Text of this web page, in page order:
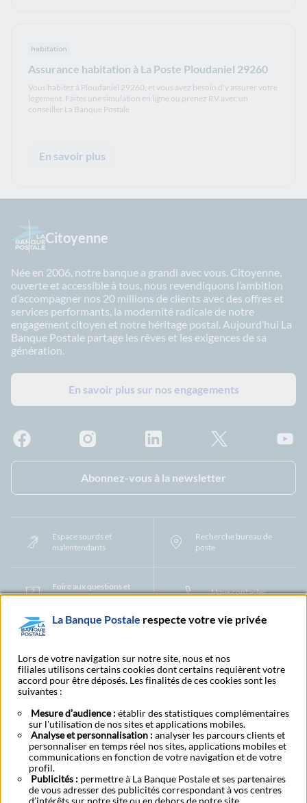
Assurance habitation à La Poste Ploudaniel 29260
habitation
Vous habitez à Ploudaniel 29260, et vous avez besoin d'y assurer votre
logement. Faites une simulation en ligne ou prenez RV avec un
conseiller La Banque Postale
En savoir plus
Citoyenne
Née en 2006, notre banque a grandi avec vous. Citoyenne,
ouverte et accessible à tous, nous revendiquons l’ambition
d’accompagner nos 20 millions de clients avec des offres et
services performants, la modernité radicale de notre
engagement citoyen et notre héritage postal. Aujourd’hui La
Banque Postale partage les rêves et les exigences de sa
génération.
En savoir plus sur nos engagements
Abonnez-vous à la newsletter
Espace sourds et
malentendants
Recherche bureau de
poste
Foire aux questions et
centre d'aide
Nous contacter
Protection des Données à Caractère Personnel
Filiales et partenaires
Cookies Gestion des cookies Actualiser vos informations
Contestation et réclamation Coordonnées Centres Financiers
Alertes fraudes et points de vigilance
Actualités réglementaires
CGU
Aide navigateur et systèmes d'exploitation
Vider le cache de votre navigateurLexique Aide et accessibilité
Accessibilité – Partiellement conforme Espace candidature
BFI - Banque de Financement et d'Investissement
Le fonds de garantie des dépôts et de résolutionRésilierRétractation
Plan du site
La Banque Postale respecte votre vie privée
Lors de votre navigation sur notre site, nous et nos
filiales utilisons certains cookies dont certains requièrent votre
accord pour être déposés. Les finalités de ces cookies sont les
suivantes :
Mesure d’audience :établir des statistiques complémentaires
sur l'utilisation de nos sites et applications mobiles.
Analyse et personnalisation :analyser les parcours clients et
personnaliser en temps réel nos sites, applications mobiles et
communications en fonction de votre navigation et de votre
profil.
Publicités : permettre à La Banque Postale et ses partenaires
de vous adresser des publicités correspondant à vos centres
d’intérêts sur notre site ou en dehors de notre site.